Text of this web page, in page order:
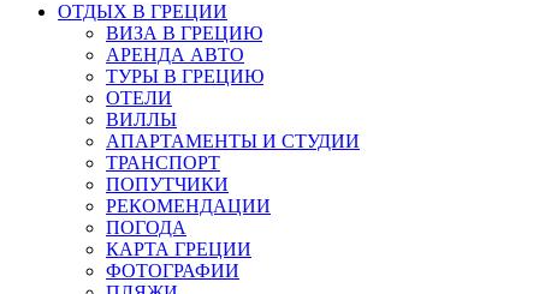
ОТДЫХ В ГРЕЦИИ
ВИЗА В ГРЕЦИЮ
АРЕНДА АВТО
ТУРЫ В ГРЕЦИЮ
ОТЕЛИ
ВИЛЛЫ
АПАРТАМЕНТЫ И СТУДИИ
ТРАНСПОРТ
ПОПУТЧИКИ
РЕКОМЕНДАЦИИ
ПОГОДА
КАРТА ГРЕЦИИ
ФОТОГРАФИИ